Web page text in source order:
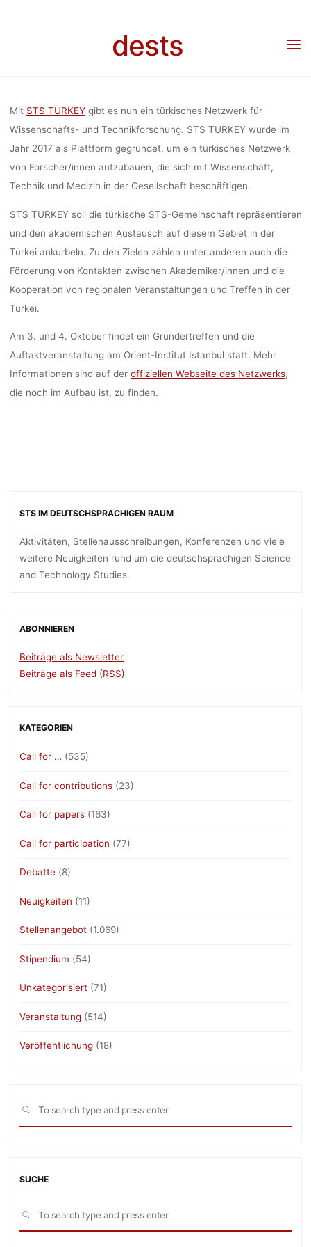
dests
UND
dests 15. August 2017
STS TURKEY: Türkisches Netzwerk für Wissenschafts- und
Mit STS TURKEYgibt es nun ein türkisches Netzwerk für
Wissenschafts- und Technikforschung. STS TURKEY wurde im
Jahr 2017 als Plattform gegründet, um ein türkisches Netzwerk
von Forscher/innen aufzubauen, die sich mit Wissenschaft,
Technik und Medizin in der Gesellschaft beschäftigen.
STS TURKEY soll die türkische STS-Gemeinschaft repräsentieren
und den akademischen Austausch auf diesem Gebiet in der
Türkei ankurbeln. Zu den Zielen zählen unter anderen auch die
Förderung von Kontakten zwischen Akademiker/innen und die
Kooperation von regionalen Veranstaltungen und Treffen in der
Türkei.
Am 3. und 4. Oktober findet ein Gründertreffen und die
Auftaktveranstaltung am Orient-Institut Istanbul statt. Mehr
Informationen sind auf der offiziellen Webseite des Netzwerks,
die noch im Aufbau ist, zu finden.
STS IM DEUTSCHSPRACHIGEN RAUM
Aktivitäten, Stellenausschreibungen, Konferenzen und viele
weitere Neuigkeiten rund um die deutschsprachigen Science
and Technology Studies.
ABONNIEREN
Beiträge als Newsletter
Beiträge als Feed (RSS)
KATEGORIEN
Call for … (535)
Call for contributions (23)
Call for papers (163)
Call for participation (77)
Debatte (8)
Neuigkeiten (11)
Stellenangebot (1.069)
Stipendium (54)
Unkategorisiert (71)
Veranstaltung (514)
Veröffentlichung (18)
SEARCH
SUCHE
SEARCH